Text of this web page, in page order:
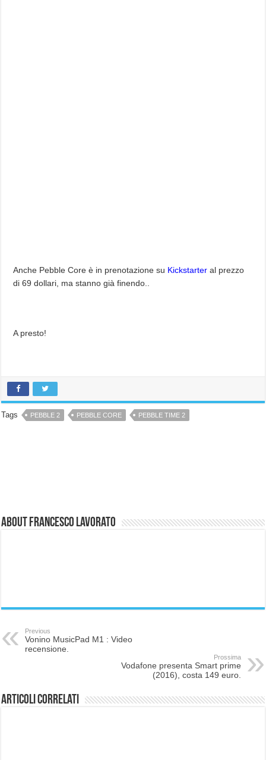
Anche Pebble Core è in prenotazione su Kickstarter al prezzo
di 69 dollari, ma stanno già finendo..
A presto!
Tags PEBBLE 2 PEBBLE CORE PEBBLE TIME 2
About Francesco Lavorato
Previous
Vonino MusicPad M1 : Video
recensione.
Prossima
Vodafone presenta Smart prime
(2016), costa 149 euro.
Articoli correlati